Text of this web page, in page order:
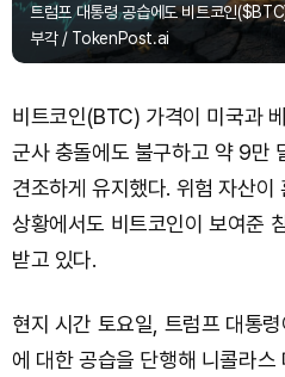
트럼프 대통령 공습에도 비트코인
부각 / TokenPost.ai
비트코인(BTC) 가격이 미국과
군사 충돌에도 불구하고 약 9만
견조하게 유지했다. 위험 자산이
상황에서도 비트코인이 보여준
받고 있다.
현지 시간 토요일, 트럼프 대통
에 대한 공습을 단행해 니콜라